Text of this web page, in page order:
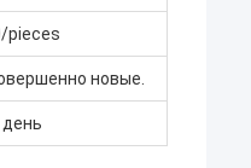
pieces
новые.